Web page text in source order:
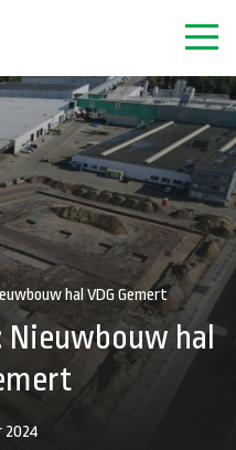
hal VDG Gemert
hal
2024